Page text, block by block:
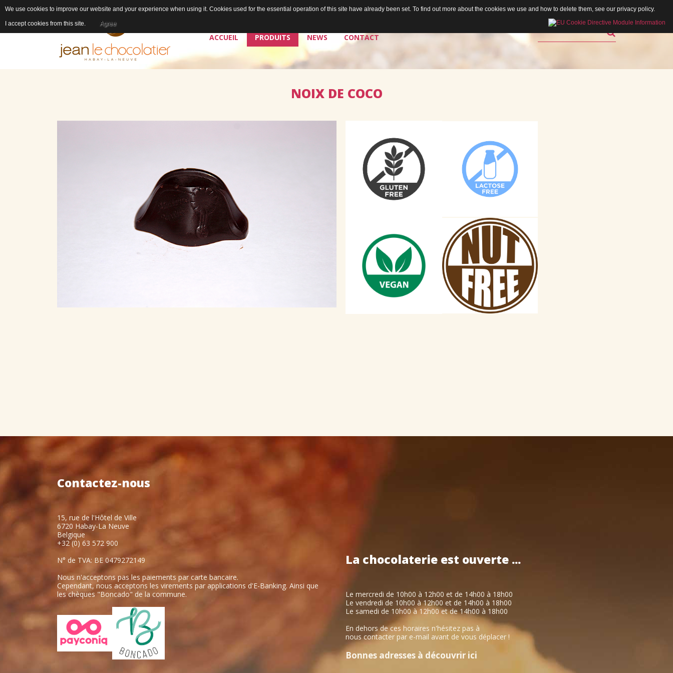
ACCUEIL PRODUITS
Les chocolats de Jean
NEWS CONTACT
Rechercher
NOIX DE COCO
Contactez-nous
15, rue de l'Hôtel de Ville
6720 Habay-La Neuve
Belgique
+32 (0) 63 572 900
N° de TVA: BE 0479272149
Nous n'acceptons pas les paiements par carte bancaire.
Cependant, nous acceptons les virements par applications d'E-Banking. Ainsi que
les chèques "Boncado" de la commune.
La chocolaterie est ouverte ...
Le mercredi de 10h00 à 12h00 et de 14h00 à 18h00
Le vendredi de 10h00 à 12h00 et de 14h00 à 18h00
Le samedi de 10h00 à 12h00 et de 14h00 à 18h00
En dehors de ces horaires n'hésitez pas à
nous contacter par e-mail avant de vous déplacer !
Bonnes adresses à découvrir ici
We use cookies to improve our website and your experience when using it. Cookies used for the essential operation of this site have already been set. To find out more about the cookies we use and how to delete them, see our privacy policy.
I accept cookies from this site. Agree